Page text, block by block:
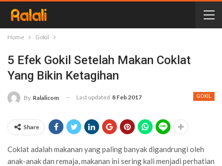
Home Gokil
5 Efek Gokil Setelah Makan Coklat
Yang Bikin Ketagihan
GOKIL
By Ralalicom Last updated 8 Feb 2017
Share
Coklat adalah makanan yang paling banyak digandrungi oleh
anak-anak dan remaja, makanan ini sering kali menjadi perhatian